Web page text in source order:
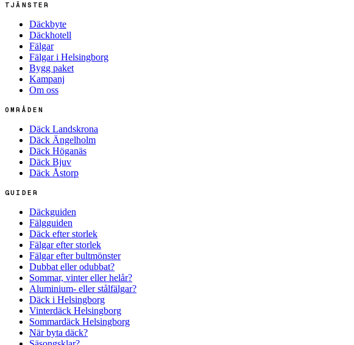
TJÄNSTER
Däckbyte
Däckhotell
Fälgar
Fälgar i Helsingborg
Bygg paket
Kampanj
Om oss
OMRÅDEN
Däck Landskrona
Däck Ängelholm
Däck Höganäs
Däck Bjuv
Däck Åstorp
GUIDER
Däckguiden
Fälgguiden
Däck efter storlek
Fälgar efter storlek
Fälgar efter bultmönster
Dubbat eller odubbat?
Sommar, vinter eller helår?
Aluminium- eller stålfälgar?
Däck i Helsingborg
Vinterdäck Helsingborg
Sommardäck Helsingborg
När byta däck?